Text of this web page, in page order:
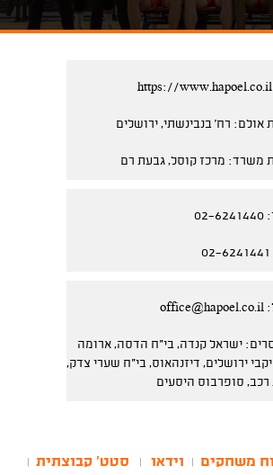
https://www.hapoel.co.il
אולם: רח' בנבינשתי, ירושלים
משרד: מרכז קוסל, גבעת רם
office@hapoel.co.il
ישראל קנדה, בי"ח הדסה, ארומה
ירושלים, דיזנהאוס, בי"ח שערי צדק,
סופרבוס היסעים
משחקים וידאו סטט' קבוצתית